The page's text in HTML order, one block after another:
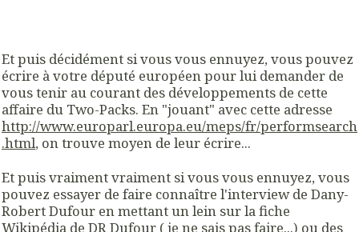
Et puis décidément si vous vous ennuyez, vous pouvez
écrire à votre député européen pour lui demander de
vous tenir au courant des développements de cette
affaire du Two-Packs. En "jouant" avec cette adresse
http://www.europarl.europa.eu/meps/fr/performsearch
.html, on trouve moyen de leur écrire...
Et puis vraiment vraiment si vous vous ennuyez, vous
pouvez essayer de faire connaître l'interview de Dany-
Robert Dufour en mettant un lein sur la fiche
Wikipédia de DR Dufour ( je ne sais pas faire...) ou des